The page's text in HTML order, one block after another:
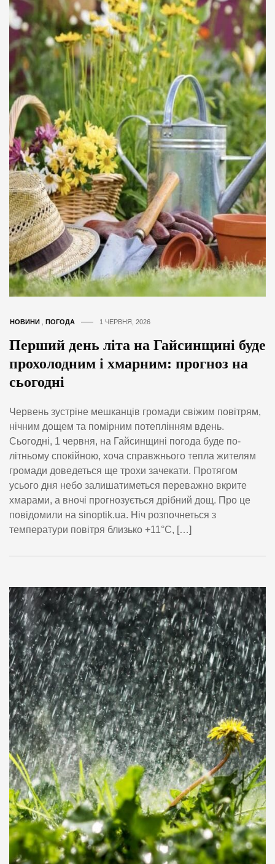
НОВИНИ ПОГОДА 1 ЧЕРВНЯ, 2026
Перший день літа на Гайсинщині буде
прохолодним і хмарним: прогноз на
сьогодні
Червень зустріне мешканців громади свіжим повітрям,
нічним дощем та помірним потеплінням вдень.
Сьогодні, 1 червня, на Гайсинщині погода буде по-
літньому спокійною, хоча справжнього тепла жителям
громади доведеться ще трохи зачекати. Протягом
усього дня небо залишатиметься переважно вкрите
хмарами, а вночі прогнозується дрібний дощ. Про це
повідомили на sinoptik.ua. Ніч розпочнеться з
температури повітря близько +11°C, […]